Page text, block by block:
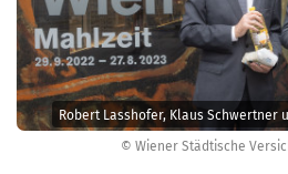
© Wiener Städtische
Robert Lasshofer, Klaus Schwertner